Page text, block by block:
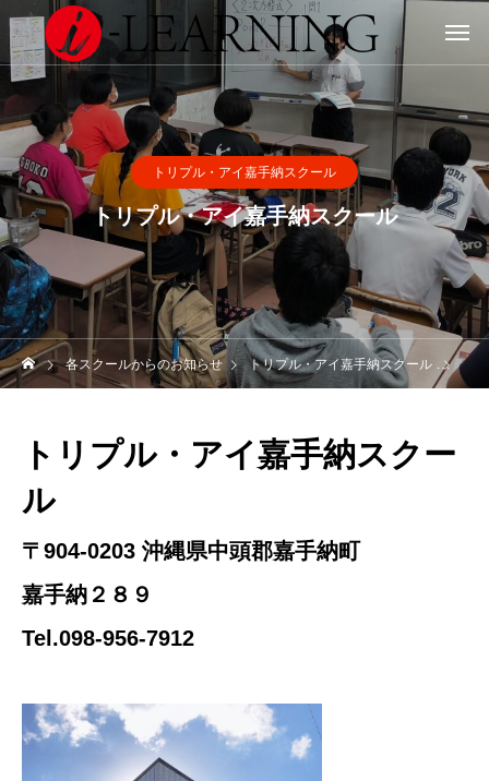
トリプル・アイ嘉手納スクール
トリプル・アイ嘉手納スクール
各スクールからのお知らせ トリプル・アイ嘉手納スクール トリ
トリプル・アイ嘉手納スクー
ル
〒904-0203 沖縄県中頭郡嘉手納町
嘉手納２８９
Tel.098-956-7912